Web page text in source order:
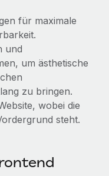
in 19 Ländern
im Bereich der
Das...
für maximale
und
um ästhetische
zu bringen.
wobei die
steht.